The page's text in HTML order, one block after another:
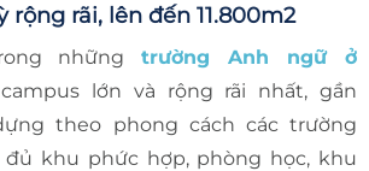
rộng rãi, lên đến 11.800m2
nhữngtrường Anh ngữ ở
lớn và rộng rãi nhất, gần
theo phong cách các trường
khu phức hợp, phòng học, khu